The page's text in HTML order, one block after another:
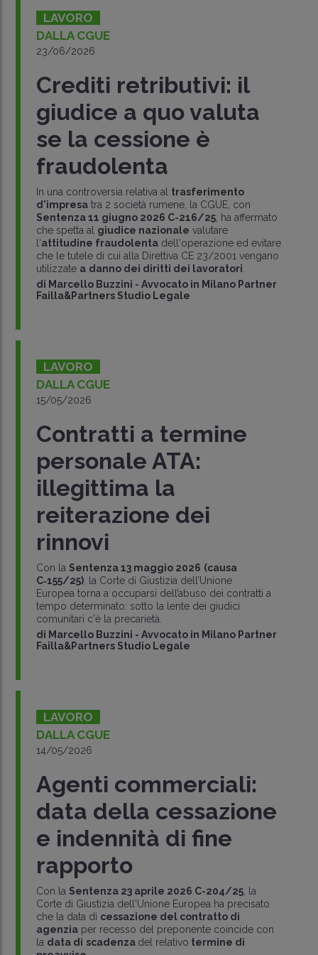
LAVORO
DALLA CGUE
23/06/2026
Crediti retributivi: il
giudice a quo valuta
se la cessione è
fraudolenta
In una controversia relativa al trasferimento
d'impresatra 2 società rumene, la CGUE, con
Sentenza 11 giugno 2026 C-216/25, ha affermato
che spetta al giudice nazionale valutare
l'attitudine fraudolentadell'operazione ed evitare
che le tutele di cui alla Direttiva CE 23/2001 vengano
utilizzate a danno dei diritti dei lavoratori
di Marcello Buzzini - Avvocato in Milano Partner
Failla&Partners Studio Legale
LAVORO
DALLA CGUE
15/05/2026
Contratti a termine
personale ATA:
illegittima la
reiterazione dei
rinnovi
Con la Sentenza 13 maggio 2026 (causa
C‑155/25), la Corte di Giustizia dell’Unione
Europea torna a occuparsi dell’abuso dei contratti a
tempo determinato: sotto la lente dei giudici
comunitari c'è la precarietà.
di Marcello Buzzini - Avvocato in Milano Partner
Failla&Partners Studio Legale
LAVORO
DALLA CGUE
14/05/2026
Agenti commerciali:
data della cessazione
e indennità di fine
rapporto
Con la Sentenza 23 aprile 2026 C-204/25, la
Corte di Giustizia dell'Unione Europea ha precisato
che la data di cessazione del contratto di
agenziaper recesso del preponente coincide con
la data di scadenza del relativo termine di